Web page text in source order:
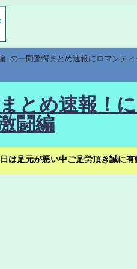
の一同驚愕まとめ速報にロマンテ
とめ速報！
闘編
足元が悪い中ご足労頂き誠に有